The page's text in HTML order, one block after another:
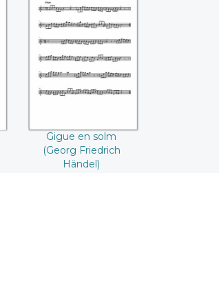
Gigue en solm
(Georg Friedrich
Händel)
Gigue en solm
(Georg Friedrich
Händel)